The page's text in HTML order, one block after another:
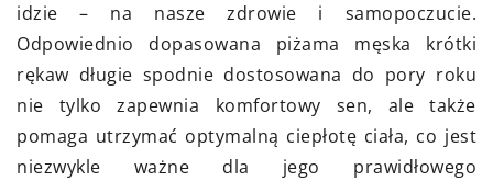
idzie – na nasze zdrowie i samopoczucie.
Odpowiednio dopasowana piżama męska krótki
rękaw długie spodnie dostosowana do pory roku
nie tylko zapewnia komfortowy sen, ale także
pomaga utrzymać optymalną ciepłotę ciała, co jest
niezwykle ważne dla jego prawidłowego